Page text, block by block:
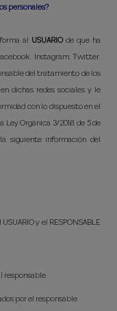
personales?
al USUARIOde que ha
Instagram, Twitter,
del tratamiento de los
dichas redes sociales y le
con lo dispuesto en el
Ley Orgánica 3/2018, de 5 de
siguiente información del
y el RESPONSABLE
responsable
por el responsable